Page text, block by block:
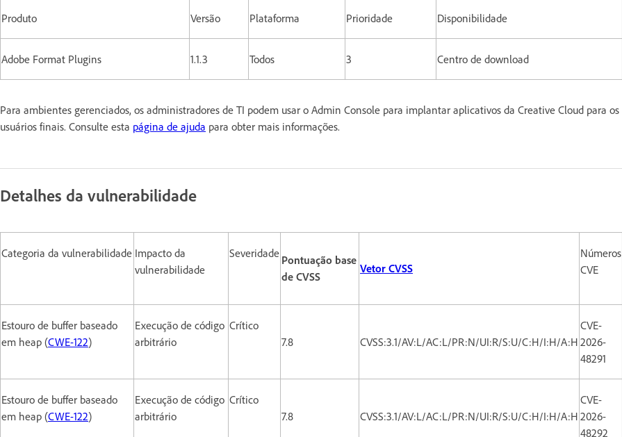
Produto Versão Plataforma Prioridade Disponibilidade
Adobe Format Plugins 1.1.3 Todos 3 Centro de download
Para ambientes gerenciados, os administradores de TI podem usar o Admin Console para implantar aplicativos da Creative Cloud para os
usuários finais. Consulte esta página de ajuda para obter mais informações.
Detalhes da vulnerabilidade
Categoria da vulnerabilidade Impacto da
vulnerabilidade
Severidade Pontuação base
de CVSS
Vetor CVSS
Números
CVE
Estouro de buffer baseado
em heap (CWE-122)
Execução de código
arbitrário
Crítico
7.8
CVSS:3.1/AV:L/AC:L/PR:N/UI:R/S:U/C:H/I:H/A:H
CVE-
2026-
48291
Estouro de buffer baseado
em heap (CWE-122)
Execução de código
arbitrário
Crítico
7.8
CVSS:3.1/AV:L/AC:L/PR:N/UI:R/S:U/C:H/I:H/A:H
CVE-
2026-
48292